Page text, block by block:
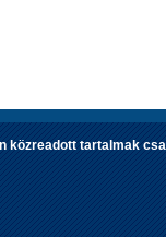
közreadott tartalmak